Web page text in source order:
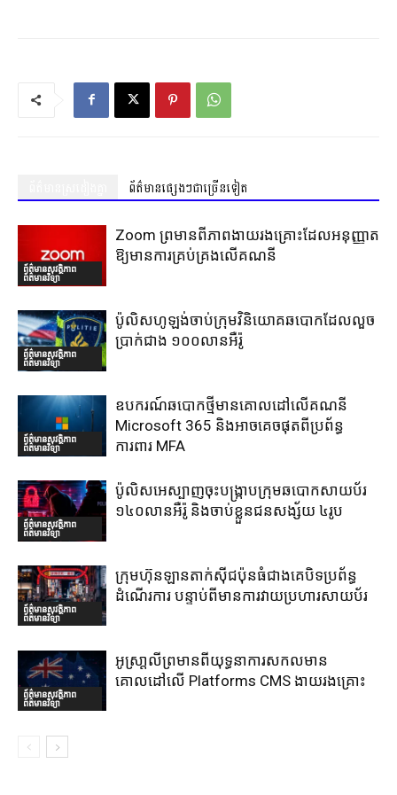
ព័ត៌មានផ្សេងៗជាច្រើនទៀត
ព័ត៌មានសុវត្ថិភាព
ព័ត៌មានវិទ្យា
Zoom ព្រមានពីភាពងាយរងគ្រោះដែលអនុញ្ញាត
ឱ្យមានការគ្រប់គ្រងលើគណនី
ព័ត៌មានសុវត្ថិភាព
ព័ត៌មានវិទ្យា
ប៉ូលិសហូឡង់ចាប់ក្រុមវិនិយោគឆបោកដែលលួច
ប្រាក់ជាង ១០០លានអឺរ៉ូ
ព័ត៌មានសុវត្ថិភាព
ព័ត៌មានវិទ្យា
ឧបករណ៍ឆបោកថ្មីមានគោលដៅលើគណនី
Microsoft 365 និងអាចគេចផុតពីប្រព័ន្ធ
ការពារ MFA
ព័ត៌មានសុវត្ថិភាព
ព័ត៌មានវិទ្យា
ប៉ូលិសអេស្បាញចុះបង្រ្កាបក្រុមឆបោកសាយប័រ
១៤០លានអឺរ៉ូ និងចាប់ខ្លួនជនសង្ស័យ ៤រូប
ព័ត៌មានសុវត្ថិភាព
ព័ត៌មានវិទ្យា
ក្រុមហ៊ុនឡានតាក់ស៊ីជប៉ុនធំជាងគេបិទប្រព័ន្ធ
ដំណើរការ បន្ទាប់ពីមានការវាយប្រហារសាយប័រ
ព័ត៌មានសុវត្ថិភាព
ព័ត៌មានវិទ្យា
អូស្រា្តលីព្រមានពីយុទ្ធនាការសកលមាន
គោលដៅលើ Platforms CMS ងាយរងគ្រោះ